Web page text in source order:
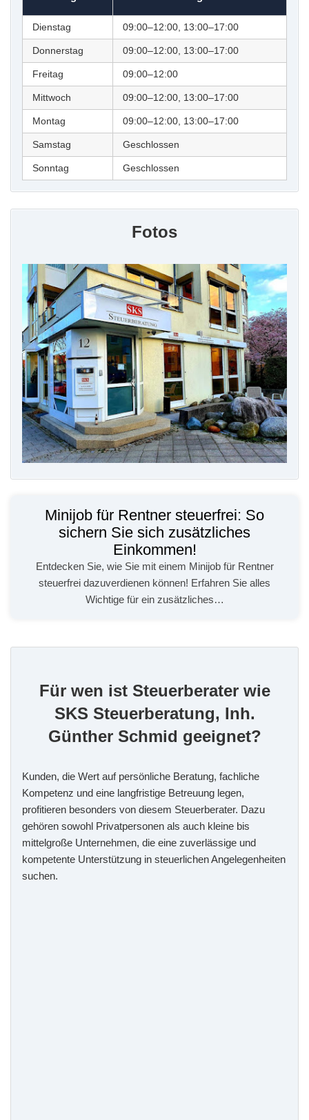
Dienstag 09:00–12:00, 13:00–17:00
Donnerstag 09:00–12:00, 13:00–17:00
Freitag 09:00–12:00
Mittwoch 09:00–12:00, 13:00–17:00
Montag 09:00–12:00, 13:00–17:00
Samstag Geschlossen
Sonntag Geschlossen
Fotos
Minijob für Rentner steuerfrei: So
sichern Sie sich zusätzliches
Einkommen!
Entdecken Sie, wie Sie mit einem Minijob für Rentner
steuerfrei dazuverdienen können! Erfahren Sie alles
Wichtige für ein zusätzliches…
Für wen ist Steuerberater wie
SKS Steuerberatung, Inh.
Günther Schmid geeignet?
Kunden, die Wert auf persönliche Beratung, fachliche
Kompetenz und eine langfristige Betreuung legen,
profitieren besonders von diesem Steuerberater. Dazu
gehören sowohl Privatpersonen als auch kleine bis
mittelgroße Unternehmen, die eine zuverlässige und
kompetente Unterstützung in steuerlichen Angelegenheiten
suchen.